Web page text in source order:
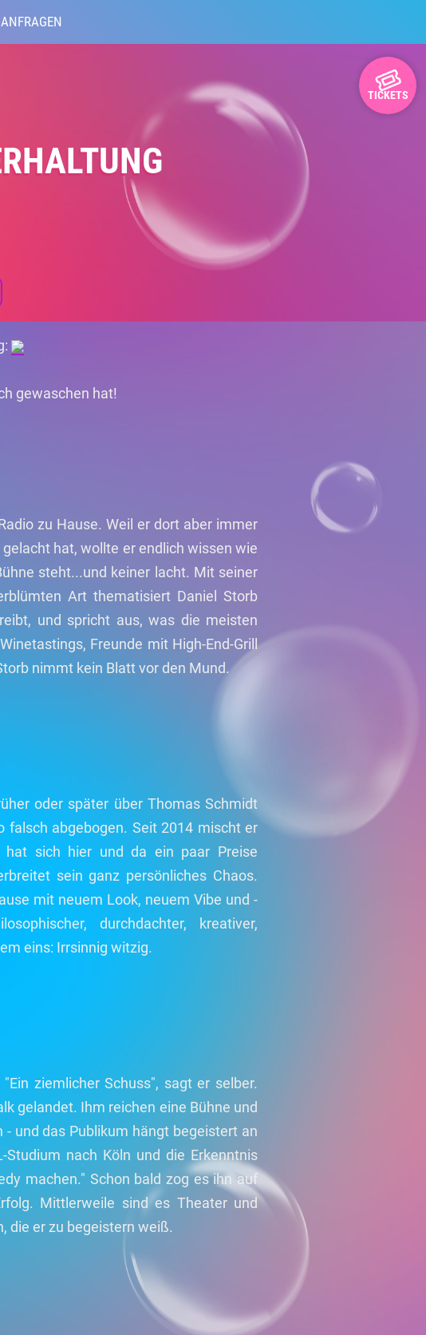
ANFRAGEN
TICKETS
gewaschen hat!
zu Hause. Weil er dort aber immer
hat, wollte er endlich wissen wie
steht...und keiner lacht. Mit seiner
Art thematisiert Daniel Storb
und spricht aus, was die meisten
Freunde mit High-End-Grill
nimmt kein Blatt vor den Mund.
oder später über Thomas Schmidt
falsch abgebogen. Seit 2014 mischt er
sich hier und da ein paar Preise
sein ganz persönliches Chaos.
mit neuem Look, neuem Vibe und -
durchdachter, kreativer,
eins: Irrsinnig witzig.
ziemlicher Schuss", sagt er selber.
gelandet. Ihm reichen eine Bühne und
und das Publikum hängt begeistert an
nach Köln und die Erkenntnis
machen." Schon bald zog es ihn auf
Mittlerweile sind es Theater und
die er zu begeistern weiß.